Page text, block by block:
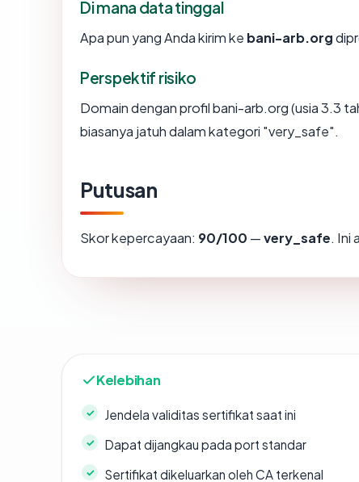
Di mana data tinggal
Apa pun yang Anda kirim ke bani-arb.org
Perspektif risiko
Domain dengan profil bani-arb.org (usia 3.3
biasanya jatuh dalam kategori "very_safe".
Putusan
Skor kepercayaan: 90/100 —very_safe. Ini
Kelebihan
Jendela validitas sertifikat saat ini
Dapat dijangkau pada port standar
Sertifikat dikeluarkan oleh CA terkenal